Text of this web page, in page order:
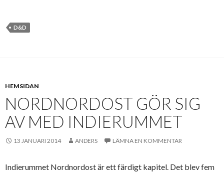
D&D
HEMSIDAN
NORDNORDOST GÖR SIG
AV MED INDIERUMMET
13 JANUARI 2014 ANDERS LÄMNA EN KOMMENTAR
Indierummet Nordnordost är ett färdigt kapitel. Det blev fem